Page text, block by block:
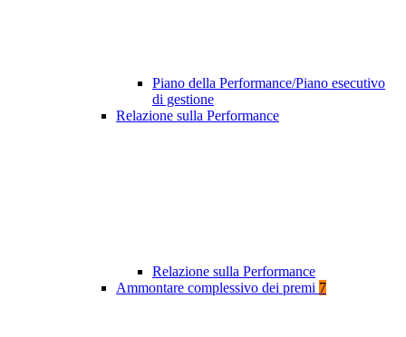
Piano della Performance/Piano esecutivo
di gestione
Relazione sulla Performance
Relazione sulla Performance
Ammontare complessivo dei premi 7